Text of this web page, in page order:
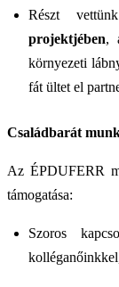
Részt
projektjében,
környezeti
fát ültet el
Családbarát
Az ÉPDUFERR
támogatása:
Szoros